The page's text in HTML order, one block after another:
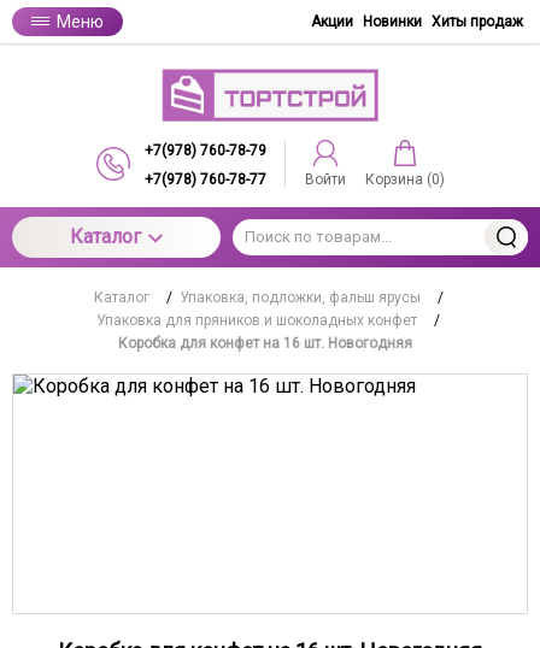
Меню Акции Новинки Хиты продаж
+7(978) 760-78-79
+7(978) 760-78-77
Войти Корзина (0)
Каталог
Каталог / Упаковка, подложки, фальш ярусы
/
Упаковка для пряников и шоколадных конфет
/
Коробка для конфет на 16 шт. Новогодняя